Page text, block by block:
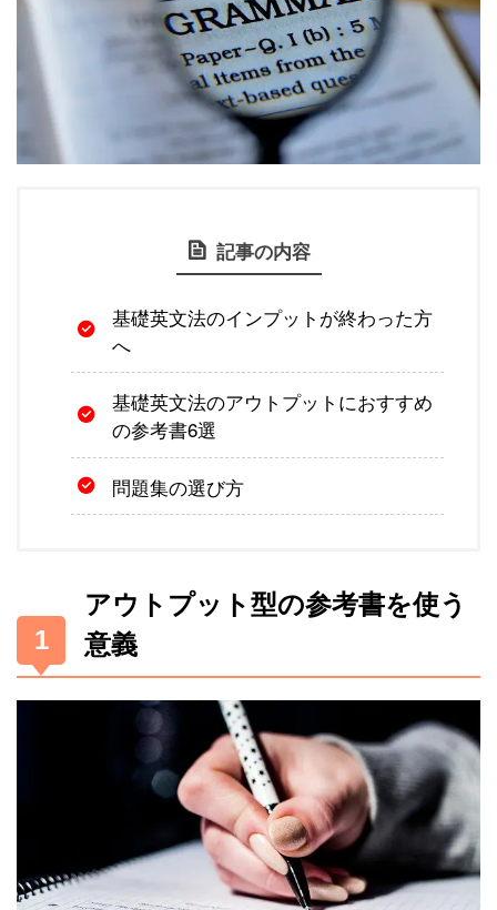
記事の内容
基礎英文法のインプットが終わった方
へ
基礎英文法のアウトプットにおすすめ
の参考書6選
問題集の選び方
アウトプット型の参考書を使う
意義